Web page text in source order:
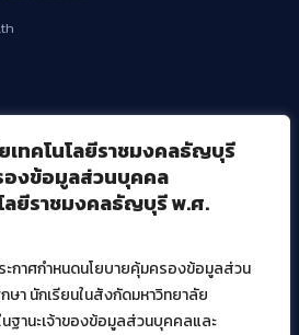
เทคโนโลยีราชมงคลธัญบุรี
องข้อมูลส่วนบุคคล
ลยีราชมงคลธัญบุรี พ.ศ.
ะกาศกำหนดนโยบายคุ้มครองข้อมูลส่วน
า นักเรียนในสังกัดมหาวิทยาลัย
ฐานะเจ้าของข้อมูลส่วนบุคคลและ
มรู้
วัตกรรมดิจิทัล
บหน่วยงานภายนอก